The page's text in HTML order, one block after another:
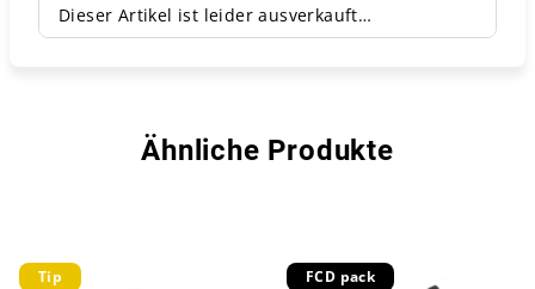
Dieser Artikel ist leider ausverkauft…
Ähnliche Produkte
Tip
FCD pack